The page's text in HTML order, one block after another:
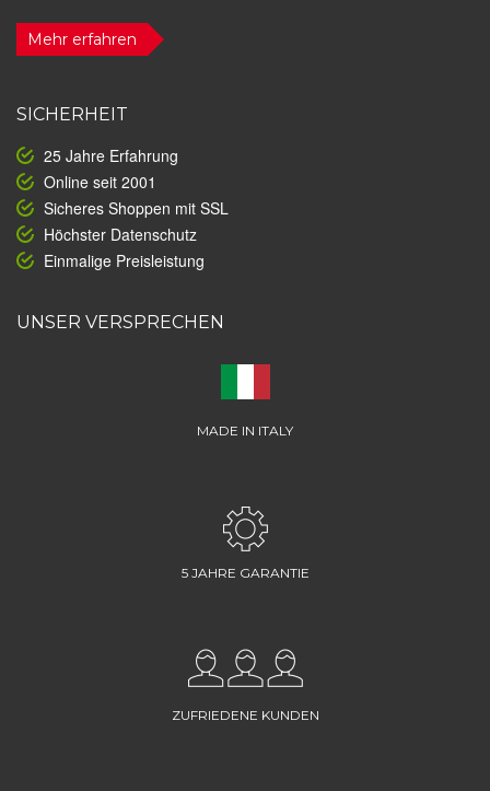
Mehr erfahren
SICHERHEIT
25 Jahre Erfahrung
Online seit 2001
Sicheres Shoppen mit SSL
Höchster Datenschutz
Einmalige Preisleistung
UNSER VERSPRECHEN
MADE IN ITALY
5 JAHRE GARANTIE
ZUFRIEDENE KUNDEN